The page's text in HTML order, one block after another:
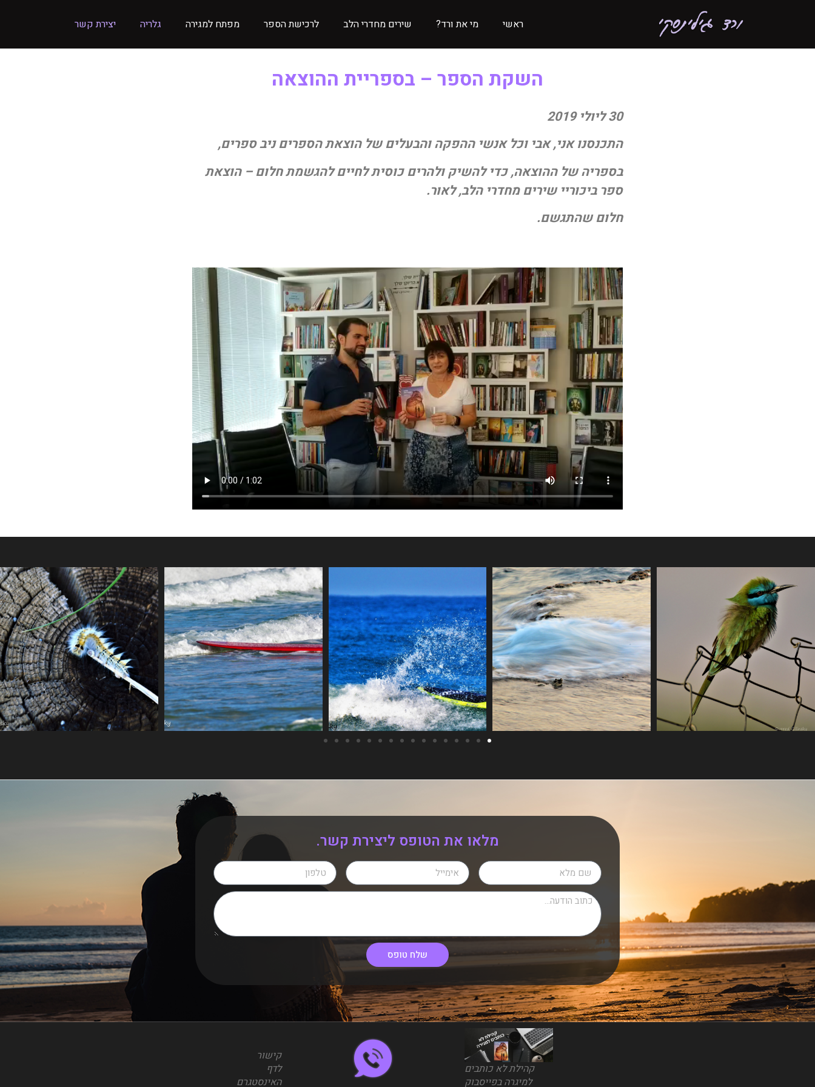
ראשי מי את ורד? שירים מחדרי הלב לרכישת הספר מפתח למגירה גלריה יצירת קשר
השקת הספר – בספריית ההוצאה
30 ליולי 2019
התכנסנו אני, אבי וכל אנשי ההפקה והבעלים של הוצאת הספרים ניב ספרים,
בספריה של ההוצאה, כדי להשיק ולהרים כוסית לחיים להגשמת חלום – הוצאת
ספר ביכוריי שירים מחדרי הלב, לאור.
חלום שהתגשם.
מלאו את הטופס ליצירת קשר.
שלח טופס
קהילת לא כותבים
למיגרה בפייסבוק
קישור
לדף
האינסטגרם